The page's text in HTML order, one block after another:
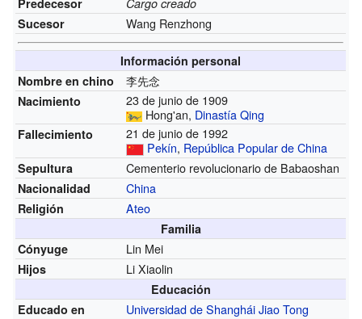
Predecesor
Cargo creado
Sucesor
Wang Renzhong
Información personal
Nombre en chino
李先念
Nacimiento
23 de junio de 1909
Hong'an, Dinastía Qing
Fallecimiento
21 de junio de 1992
Pekín, República Popular de China
Sepultura Cementerio revolucionario de Babaoshan
Nacionalidad China
Religión Ateo
Familia
Cónyuge
Lin Mei
Hijos Li Xiaolin
Educación
Educado en
Universidad de Shanghái Jiao Tong